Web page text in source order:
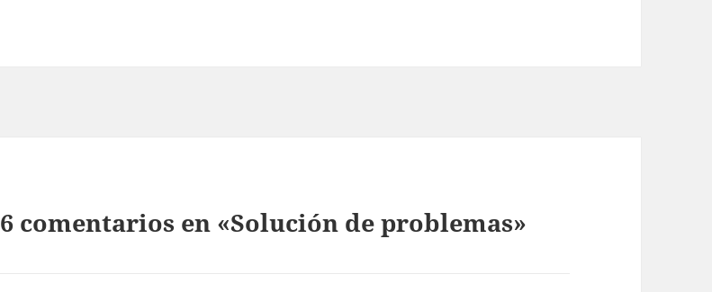
6 comentarios en «Solución de problemas»